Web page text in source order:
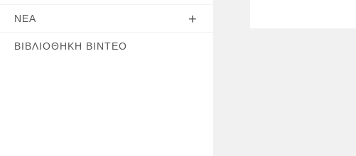
ΝΈΑ
ΒΙΒΛΙΟΘΉΚΗ ΒΊΝΤΕΟ